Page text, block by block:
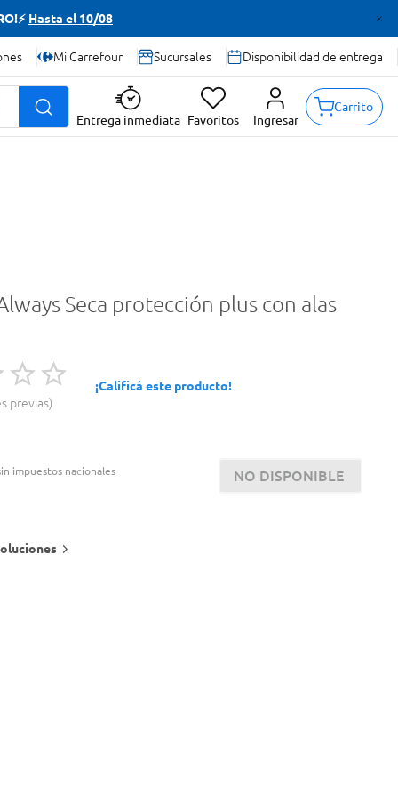
Hasta el 10/08
Mi Carrefour Sucursales Disponibilidad de entrega
Entrega inmediata Favoritos Ingresar
Carrito
Seca protección plus con alas
previas
¡Calificá este producto!
impuestos nacionales NO DISPONIBLE